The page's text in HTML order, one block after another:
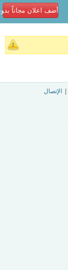
أضف اعلان مجاناً
الإتصال